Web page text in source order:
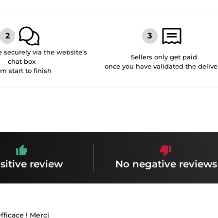
securely via the website’s
chat box
start to finish
Sellers only get paid
once you have validated the
review No negative reviews
! Merci